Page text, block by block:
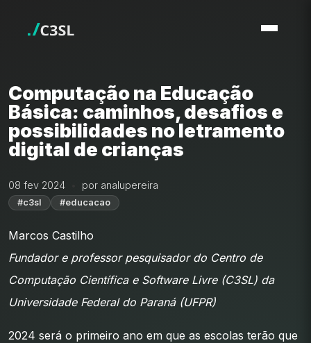
Computação na Educação
Básica: caminhos, desafios e
possibilidades no letramento
digital de crianças
08 fev 2024 por analupereira
#c3sl #educacao
Marcos Castilho
Fundador e professor pesquisador do Centro de
Computação Científica e Software Livre (C3SL) da
Universidade Federal do Paraná (UFPR)
2024 será o primeiro ano em que as escolas terão que